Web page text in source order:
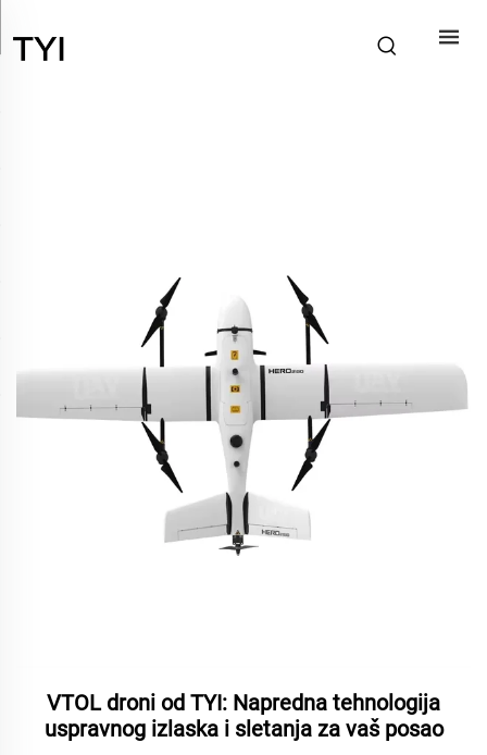
VTOL droni od TYI: Napredna tehnologija
uspravnog izlaska i sletanja za vaš posao